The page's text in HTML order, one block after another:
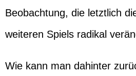
Beobachtung, die letztlich
weiteren Spiels radikal
Wie kann man dahinter